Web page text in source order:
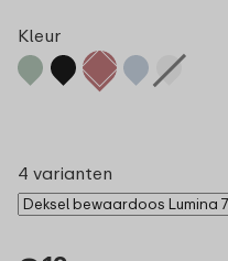
Kleur
4 varianten